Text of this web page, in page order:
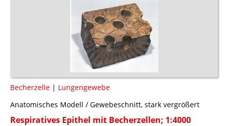
Becherzelle | Lungengewebe
Anatomisches Modell / Gewebeschnitt, stark vergrößert
Respiratives Epithel mit Becherzellen; 1:4000